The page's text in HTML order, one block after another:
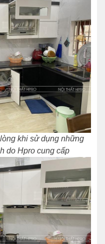
khi sử dụng những
do Hpro cung cấp